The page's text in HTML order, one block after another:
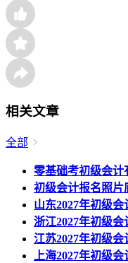
相关文章
全部
零基础考初级会计
初级会计报名照片
山东2027年初级
浙江2027年初级
江苏2027年初级
上海2027年初级